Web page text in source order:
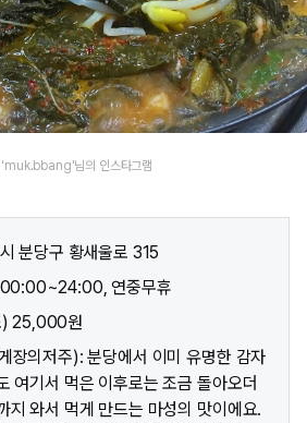
'muk.bbang'님의 인스타그램
분당구 황새울로 315
00:00~24:00, 연중무휴
) 25,000원
장의저주): 분당에서 이미 유명한 감자
여기서 먹은 이후로는 조금 돌아오더
지 와서 먹게 만드는 마성의 맛이에요.